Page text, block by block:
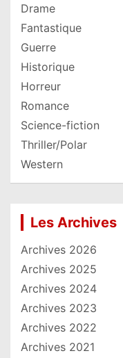
Drame
Fantastique
Guerre
Historique
Horreur
Romance
Science-fiction
Thriller/Polar
Western
Les Archives
Archives 2026
Archives 2025
Archives 2024
Archives 2023
Archives 2022
Archives 2021